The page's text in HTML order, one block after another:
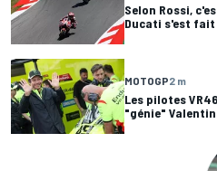
Selon Rossi,
Ducati s'est
MOTOGP2 m
Les pilotes
"génie"